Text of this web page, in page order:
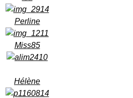
Perline
Miss85
Hélène